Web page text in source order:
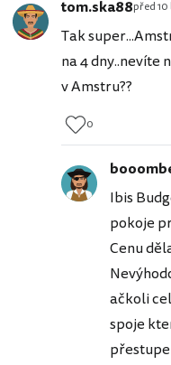
tom.ska88před
Tak
na 4 dny..nevíte
v Amstru??
0
Ibis
pokoje
Cenu
ačkoli
spoje